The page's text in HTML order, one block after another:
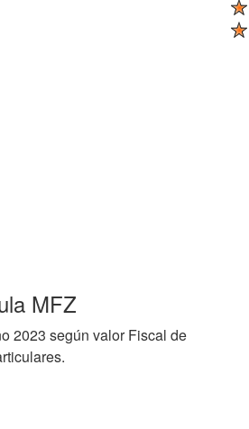
MFZ
2023 según valor Fiscal de